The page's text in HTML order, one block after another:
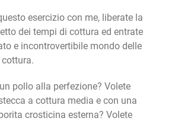
esercizio con me, liberate la
dei tempi di cottura ed entrate
e incontrovertibile mondo delle
pollo alla perfezione? Volete
a cottura media e con una
crosticina esterna? Volete